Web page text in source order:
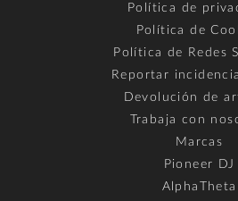
Política de
Política de
Política de Redes
Reportar
Devolución de
Trabaja con
Marcas
Pioneer DJ
AlphaTheta